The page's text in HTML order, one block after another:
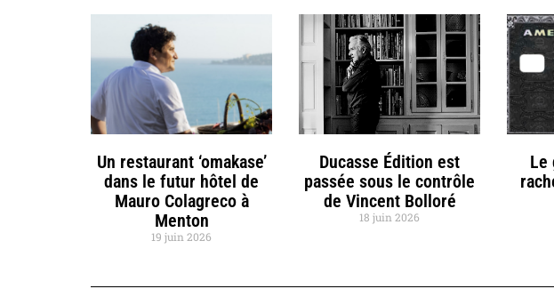
Un restaurant ‘omakase’
dans le futur hôtel de
Mauro Colagreco à
Menton
19 juin 2026
Ducasse Édition est
passée sous le contrôle
de Vincent Bolloré
18 juin 2026
Le